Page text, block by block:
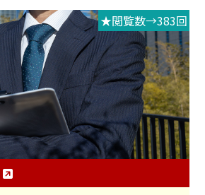
★閲覧数→383回